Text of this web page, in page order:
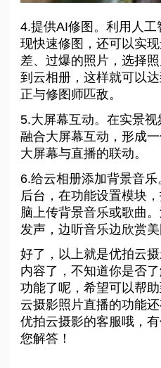
4.提供AI修图。利用人
现快速修图，还可以实现
差、过爆的照片，选择
到云相册，这样就可以
正与修图师匹敌。
5.大屏幕互动。在实景视
融合大屏幕互动，形成
大屏幕与直播的联动。
6.给云相册添加背景音
后台，在功能设置模块
脑上传背景音乐或歌曲
发声，边听音乐边欣赏美
好了，以上就是优拍云
内容了，不知道你是否
功能了呢，希望可以帮
云摄影照片直播的功能
优拍云摄影的客服哦，
您解答！